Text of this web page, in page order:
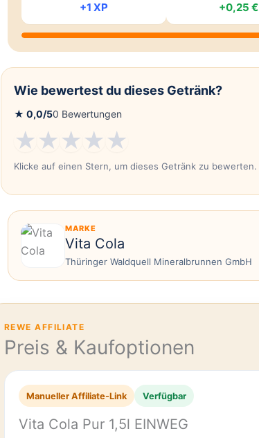
+1 XP +0,25 €
Wie bewertest du dieses Getränk?
★ 0,0/50 Bewertungen
★★★★★
Klicke auf einen Stern, um dieses Getränk zu bewerten.
MARKE
Vita Cola
Thüringer Waldquell Mineralbrunnen GmbH
REWE AFFILIATE
Preis & Kaufoptionen
Manueller Affiliate-Link Verfügbar
Vita Cola Pur 1,5l EINWEG